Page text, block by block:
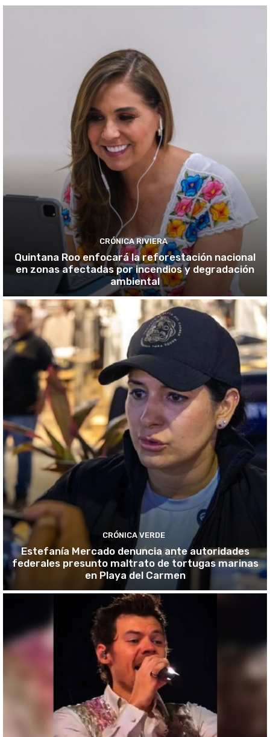
CRÓNICA RIVIERA
Quintana Roo enfocará la reforestación nacional
en zonas afectadas por incendios y degradación
ambiental
CRÓNICA VERDE
Estefanía Mercado denuncia ante autoridades
federales presunto maltrato de tortugas marinas
en Playa del Carmen